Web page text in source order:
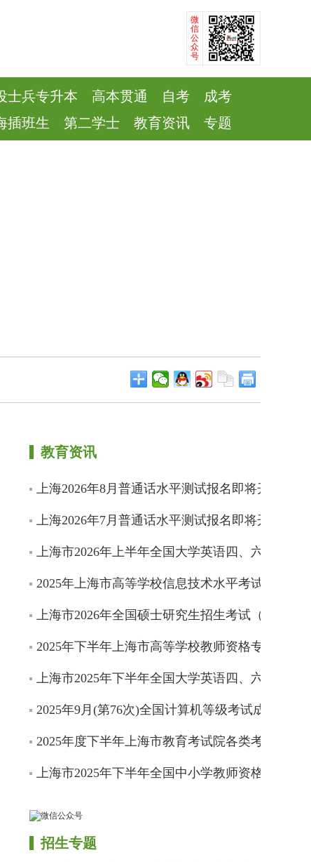
微
信
公
众
号
士兵专升本 高本贯通 自考
成考
插班生
第二学士 教育资讯 专题
教育资讯
上海2026年8月普通话水平测试报名即将开始
上海2026年7月普通话水平测试报名即将开始
上海市2026年上半年全国大学英语四、六级考试
2025年上海市高等学校信息技术水平考试成绩即
上海市2026年全国硕士研究生招生考试（初试）
2025年下半年上海市高等学校教师资格专业课程
上海市2025年下半年全国大学英语四、六级考试
2025年9月(第76次)全国计算机等级考试成绩开通
2025年度下半年上海市教育考试院各类考试信息
上海市2025年下半年全国中小学教师资格考试（
招生专题